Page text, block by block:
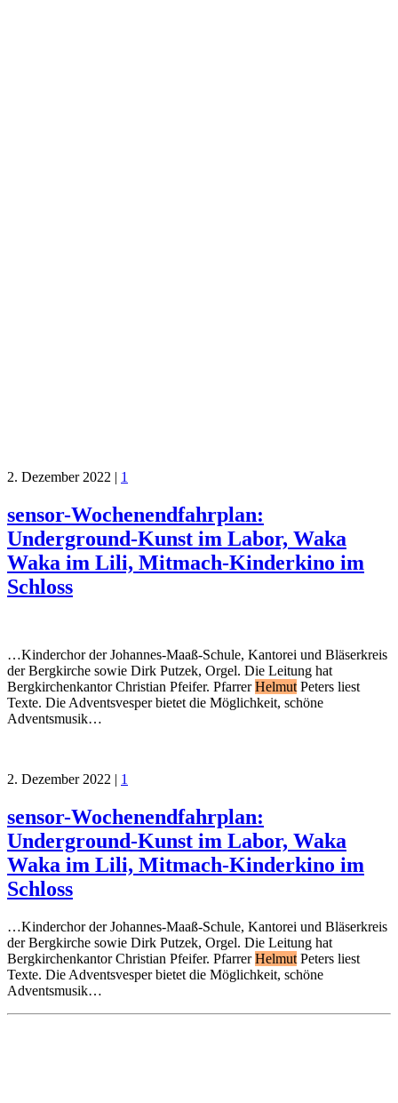
2. Dezember 2022 | 1
sensor-Wochenendfahrplan:
Underground-Kunst im Labor, Waka
Waka im Lili, Mitmach-Kinderkino im
Schloss
…Kinderchor der Johannes-Maaß-Schule, Kantorei und Bläserkreis
der Bergkirche sowie Dirk Putzek, Orgel. Die Leitung hat
Bergkirchenkantor Christian Pfeifer. PfarrerHelmut Peters liest
Texte. Die Adventsvesper bietet die Möglichkeit, schöne
Adventsmusik…
2. Dezember 2022 | 1
sensor-Wochenendfahrplan:
Underground-Kunst im Labor, Waka
Waka im Lili, Mitmach-Kinderkino im
Schloss
…Kinderchor der Johannes-Maaß-Schule, Kantorei und Bläserkreis
der Bergkirche sowie Dirk Putzek, Orgel. Die Leitung hat
Bergkirchenkantor Christian Pfeifer. PfarrerHelmut Peters liest
Texte. Die Adventsvesper bietet die Möglichkeit, schöne
Adventsmusik…